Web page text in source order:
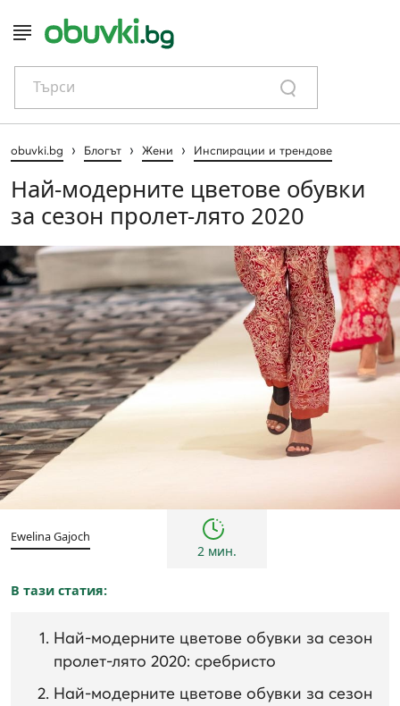
Търси
obuvki.bg › Блогът › Жени › Инспирации и трендове
Най-модерните цветове обувки
за сезон пролет-лято 2020
Ewelina Gajoch
2 мин.
В тази статия:
Най-модерните цветове обувки за сезон
пролет-лято 2020: сребристо
Най-модерните цветове обувки за сезон